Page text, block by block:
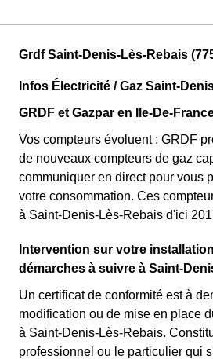
Grdf Saint-Denis-Lès-Rebais
Infos Électricité / Gaz Saint-
GRDF et Gazpar en Ile-De-
Vos compteurs évoluent : GRDF
de nouveaux compteurs de gaz
communiquer en direct pour vous
votre consommation. Ces
à Saint-Denis-Lès-Rebais d'ici
Intervention sur votre
démarches à suivre à Saint-
Un certificat de conformité est à
modification ou de mise en place
à Saint-Denis-Lès-Rebais.
professionnel ou le particulier qui